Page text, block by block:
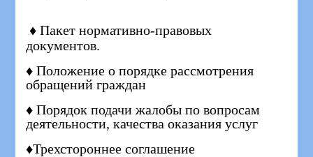
.♦ Пакет нормативно-правовых
документов.
♦ Положение о порядке рассмотрения
обращений граждан
♦ Порядок подачи жалобы по вопросам
деятельности, качества оказания услуг
♦Трехстороннее соглашение